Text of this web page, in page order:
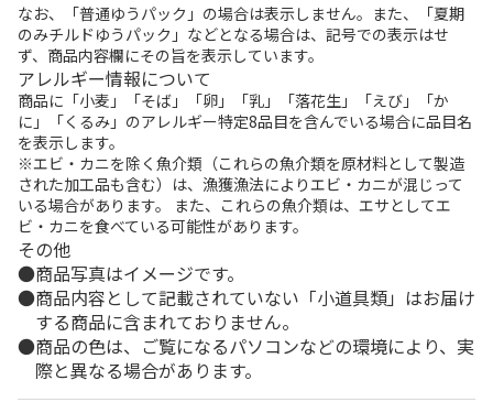
なお、「普通ゆうパック」の場合は表示しません。また、「夏期
のみチルドゆうパック」などとなる場合は、記号での表示はせ
ず、商品内容欄にその旨を表示しています。
アレルギー情報について
商品に「小麦」「そば」「卵」「乳」「落花生」「えび」「か
に」「くるみ」のアレルギー特定8品目を含んでいる場合に品目名
を表示します。
※エビ・カニを除く魚介類（これらの魚介類を原材料として製造
された加工品も含む）は、漁獲漁法によりエビ・カニが混じって
いる場合があります。 また、これらの魚介類は、エサとしてエ
ビ・カニを食べている可能性があります。
その他
商品写真はイメージです。
商品内容として記載されていない「小道具類」はお届け
する商品に含まれておりません。
商品の色は、ご覧になるパソコンなどの環境により、実
際と異なる場合があります。